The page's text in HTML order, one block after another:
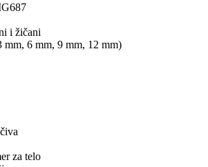
i žičani
mm, 6 mm, 9 mm, 12 mm)
za telo